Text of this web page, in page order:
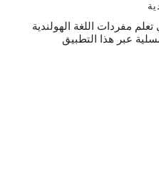
مفردات اللغة الهولندية
عبر هذا التطبيق